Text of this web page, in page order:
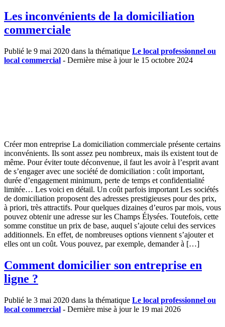
Les inconvénients de la domiciliation
commerciale
Publié le 9 mai 2020 dans la thématique Le local professionnel ou
local commercial - Dernière mise à jour le 15 octobre 2024
Créer mon entreprise La domiciliation commerciale présente certains
inconvénients. Ils sont assez peu nombreux, mais ils existent tout de
même. Pour éviter toute déconvenue, il faut les avoir à l’esprit avant
de s’engager avec une société de domiciliation : coût important,
durée d’engagement minimum, perte de temps et confidentialité
limitée… Les voici en détail. Un coût parfois important Les sociétés
de domiciliation proposent des adresses prestigieuses pour des prix,
à priori, très attractifs. Pour quelques dizaines d’euros par mois, vous
pouvez obtenir une adresse sur les Champs Élysées. Toutefois, cette
somme constitue un prix de base, auquel s’ajoute celui des services
additionnels. En effet, de nombreuses options viennent s’ajouter et
elles ont un coût. Vous pouvez, par exemple, demander à […]
Comment domicilier son entreprise en
ligne ?
Publié le 3 mai 2020 dans la thématique Le local professionnel ou
local commercial - Dernière mise à jour le 19 mai 2026